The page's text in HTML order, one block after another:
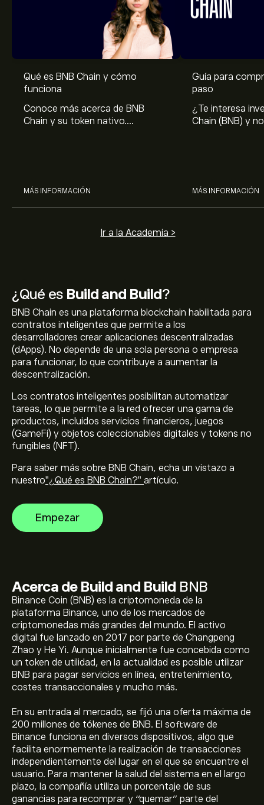
Acerca de Build and Build BNB
Binance Coin (BNB) es la criptomoneda de la
plataforma Binance, uno de los mercados de
criptomonedas más grandes del mundo. El activo
digital fue lanzado en 2017 por parte de Changpeng
Zhao y He Yi. Aunque inicialmente fue concebida como
un token de utilidad, en la actualidad es posible utilizar
BNB para pagar servicios en línea, entretenimiento,
costes transaccionales y mucho más.
En su entrada al mercado, se fijó una oferta máxima de
200 millones de tókenes de BNB. El software de
Binance funciona en diversos dispositivos, algo que
facilita enormemente la realización de transacciones
independientemente del lugar en el que se encuentre el
usuario. Para mantener la salud del sistema en el largo
plazo, la compañía utiliza un porcentaje de sus
ganancias para recomprar y “quemar” parte del
¿Qué es Build and Build?
BNB Chain es una plataforma blockchain habilitada para
contratos inteligentes que permite a los
desarrolladores crear aplicaciones descentralizadas
(dApps). No depende de una sola persona o empresa
para funcionar, lo que contribuye a aumentar la
descentralización.
Los contratos inteligentes posibilitan automatizar
tareas, lo que permite a la red ofrecer una gama de
productos, incluidos servicios financieros, juegos
(GameFi) y objetos coleccionables digitales y tokens no
fungibles (NFT).
Para saber más sobre BNB Chain, echa un vistazo a
nuestro"¿Qué es BNB Chain?" artículo.
Empezar
Qué es BNB Chain y cómo
funciona
Conoce más acerca de BNB
Chain y su token nativo.
MÁS INFORMACIÓN
Guía para
paso
¿Te interesa
Chain (BNB) y
MÁS INFORMACIÓN
Ir a la Academia >
El precio actual de BNB es de 592.24‎$‎
La capitalización bursátil de Build and Build se sitúa en
78.9B‎$‎
El precio máximo histórico de Build and Build alcanza los
1,374.99‎$‎